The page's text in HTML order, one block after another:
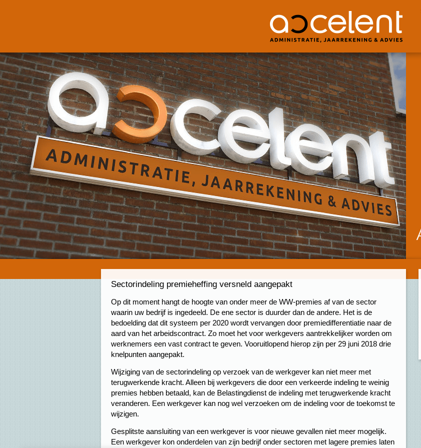
Sectorindeling premieheffing versneld aangepakt
Op dit moment hangt de hoogte van onder meer de WW-premies af van de sector
waarin uw bedrijf is ingedeeld. De ene sector is duurder dan de andere. Het is de
bedoelding dat dit systeem per 2020 wordt vervangen door premiedifferentiatie naar de
aard van het arbeidscontract. Zo moet het voor werkgevers aantrekkelijker worden om
werknemers een vast contract te geven. Vooruitlopend hierop zijn per 29 juni 2018 drie
knelpunten aangepakt.
Wijziging van de sectorindeling op verzoek van de werkgever kan niet meer met
terugwerkende kracht. Alleen bij werkgevers die door een verkeerde indeling te weinig
premies hebben betaald, kan de Belastingdienst de indeling met terugwerkende kracht
veranderen. Een werkgever kan nog wel verzoeken om de indeling voor de toekomst te
wijzigen.
Gesplitste aansluiting van een werkgever is voor nieuwe gevallen niet meer mogelijk.
Een werkgever kon onderdelen van zijn bedrijf onder sectoren met lagere premies laten